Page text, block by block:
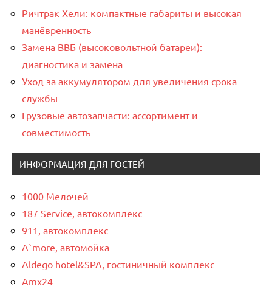
Ричтрак Хели: компактные габариты и высокая
манёвренность
Замена ВВБ (высоковольтной батареи):
диагностика и замена
Уход за аккумулятором для увеличения срока
службы
Грузовые автозапчасти: ассортимент и
совместимость
ИНФОРМАЦИЯ ДЛЯ ГОСТЕЙ
1000 Мелочей
187 Service, автокомплекс
911, автокомплекс
A`more, автомойка
Aldego hotel&SPA, гостиничный комплекс
Amx24